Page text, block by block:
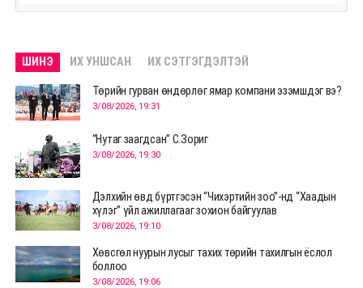
ШИНЭ ИХ УНШСАН ИХ СЭТГЭГДЭЛТЭЙ
Төрийн гурван өндөрлөг ямар компани эзэмшдэг вэ?
3/08/2026, 19:31
“Нутаг заагдсан” С.Зориг
3/08/2026, 19:30
Дэлхийн өвд бүртгэсэн “Чихэртийн зоо”-нд “Хаадын
хүлэг” үйл ажиллагааг зохион байгуулав
3/08/2026, 19:10
Хөвсгөл нуурын лусыг тахих төрийн тахилгын ёслол
боллоо
3/08/2026, 19:06